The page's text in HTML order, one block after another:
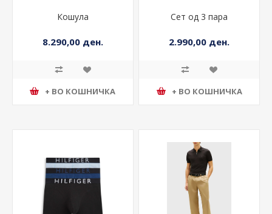
Кошула
8.290,00 ден.
+ ВО КОШНИЧКА
Сет од 3 пара
2.990,00 ден.
+ ВО КОШНИЧКА